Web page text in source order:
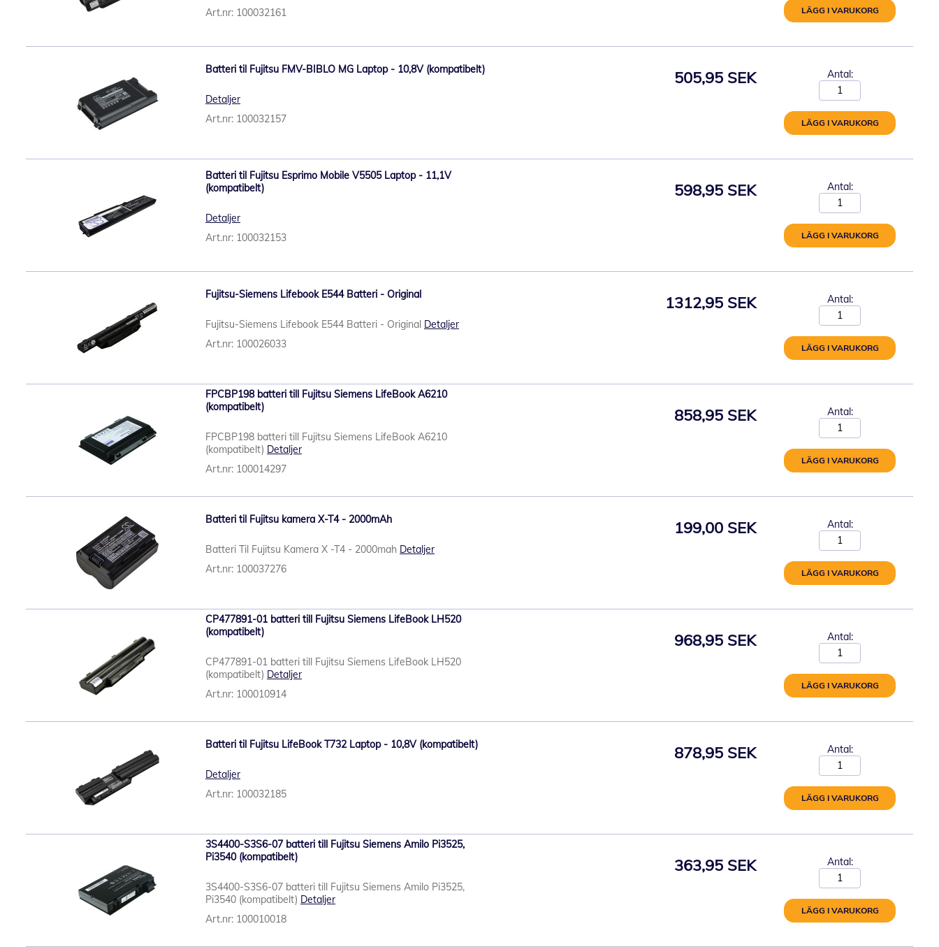
Art.nr: 100032161
LÄGG I VARUKORG
Batteri til Fujitsu FMV-BIBLO MG Laptop - 10,8V (kompatibelt)
Detaljer
Art.nr: 100032157
505,95 SEK Antal:
LÄGG I VARUKORG
Batteri til Fujitsu Esprimo Mobile V5505 Laptop - 11,1V
(kompatibelt)
Detaljer
Art.nr: 100032153
598,95 SEK Antal:
LÄGG I VARUKORG
Fujitsu-Siemens Lifebook E544 Batteri - Original
Fujitsu-Siemens Lifebook E544 Batteri - Original Detaljer
Art.nr: 100026033
1312,95 SEK Antal:
LÄGG I VARUKORG
FPCBP198 batteri till Fujitsu Siemens LifeBook A6210
(kompatibelt)
FPCBP198 batteri till Fujitsu Siemens LifeBook A6210
(kompatibelt) Detaljer
Art.nr: 100014297
858,95 SEK Antal:
LÄGG I VARUKORG
Batteri til Fujitsu kamera X-T4 - 2000mAh
Batteri Til Fujitsu Kamera X -T4 - 2000mah Detaljer
Art.nr: 100037276
199,00 SEK Antal:
LÄGG I VARUKORG
CP477891-01 batteri till Fujitsu Siemens LifeBook LH520
(kompatibelt)
CP477891-01 batteri till Fujitsu Siemens LifeBook LH520
(kompatibelt) Detaljer
Art.nr: 100010914
968,95 SEK Antal:
LÄGG I VARUKORG
Batteri til Fujitsu LifeBook T732 Laptop - 10,8V (kompatibelt)
Detaljer
Art.nr: 100032185
878,95 SEK Antal:
LÄGG I VARUKORG
3S4400-S3S6-07 batteri till Fujitsu Siemens Amilo Pi3525,
Pi3540 (kompatibelt)
3S4400-S3S6-07 batteri till Fujitsu Siemens Amilo Pi3525,
Pi3540 (kompatibelt) Detaljer
Art.nr: 100010018
363,95 SEK Antal:
LÄGG I VARUKORG